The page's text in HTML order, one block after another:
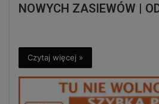
NOWYCH ZASIEWÓW |
Czytaj więcej »